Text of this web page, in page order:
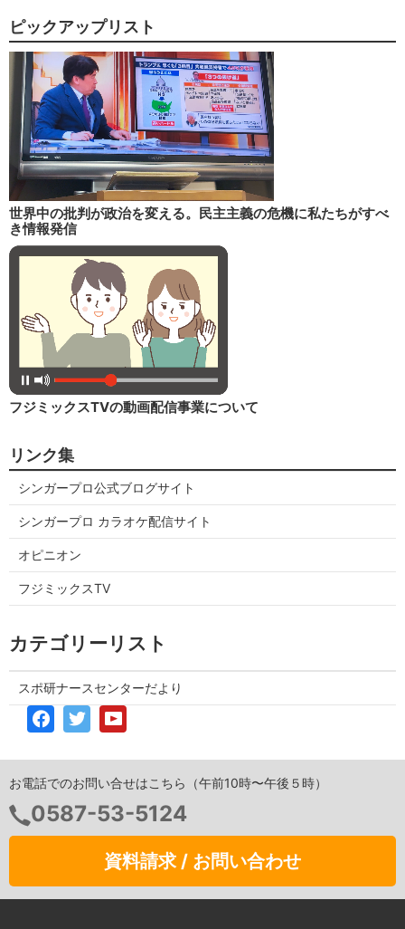
ピックアップリスト
世界中の批判が政治を変える。民主主義の危機に私たちがすべ
き情報発信
フジミックスTVの動画配信事業について
リンク集
シンガープロ公式ブログサイト
シンガープロ カラオケ配信サイト
オピニオン
フジミックスTV
カテゴリーリスト
スポ研ナースセンターだより
お電話でのお問い合せはこちら（午前10時〜午後５時）
0587-53-5124
資料請求 / お問い合わせ